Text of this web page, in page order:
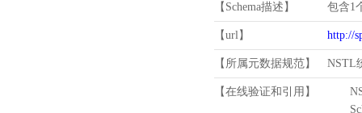
【Schema描述】 包含1
【url】 http://
【所属元数据规范】 NSTL
【在线验证和引用】